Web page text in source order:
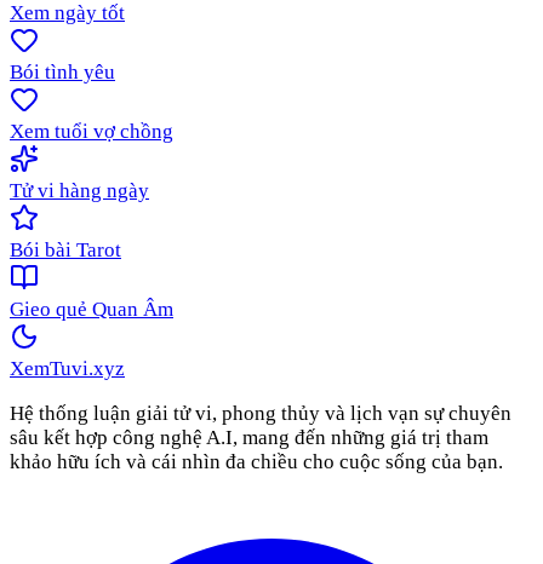
Xem ngày tốt
Bói tình yêu
Xem tuổi vợ chồng
Tử vi hàng ngày
Bói bài Tarot
Gieo quẻ Quan Âm
XemTuvi.xyz
Hệ thống luận giải tử vi, phong thủy và lịch vạn sự chuyên
sâu kết hợp công nghệ A.I, mang đến những giá trị tham
khảo hữu ích và cái nhìn đa chiều cho cuộc sống của bạn.